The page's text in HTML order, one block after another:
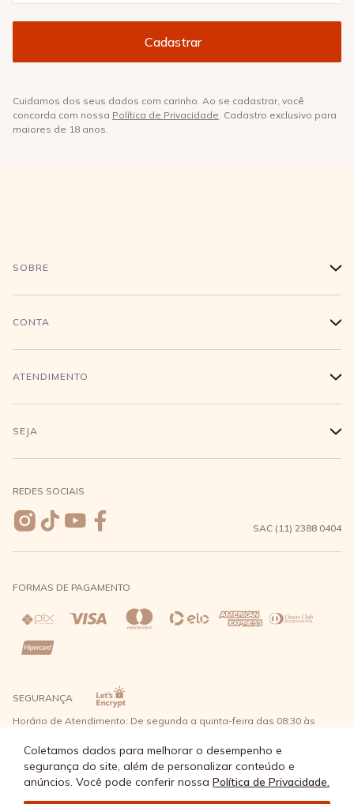
Coletamos dados para melhorar o desempenho e
segurança do site, além de personalizar conteúdo e
anúncios. Você pode conferir nossa Política de Privacidade.
Cuidamos dos seus dados com carinho. Ao se cadastrar, você
concorda com nossa Política de Privacidade. Cadastro exclusivo para
maiores de 18 anos.
SOBRE +
História
Conecte-se
CONTA +
Login
Meus pedidos
Wishlist
ATENDIMENTO +
Compra Segura
Entrega e Frete
Trocas e Devoluções
Direito de Arrependimento
Política de Privacidade
SEJA +
REDES SOCIAIS
SAC (11) 2388 0404
FORMAS DE PAGAMENTO
SEGURANÇA
Horário de Atendimento: De segunda a quinta-feira das 08:30 às
nível 2 - Bairro Capuava Mauá - São Paulo, CEP: 09380-115 - Água
Doce Comércio de Roupas e Acessórios Ltda - CNPJ: 57.484.768/0064-
© Água Doce 2026 - Todos os direitos reservados